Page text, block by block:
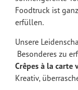
Foodtruck ist
erfüllen.
Unsere
Besonderes zu
Crêpes à la carte
Kreativ,